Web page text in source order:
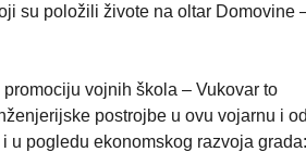
su položili živote na oltar Domovine
vojnih škola – Vukovar to
postrojbe u ovu vojarnu i od
pogledu ekonomskog razvoja grada: